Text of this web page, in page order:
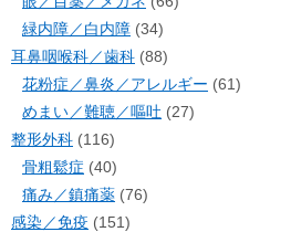
緑内障／白内障 (34)
耳鼻咽喉科／歯科 (88)
花粉症／鼻炎／アレルギー (61)
めまい／難聴／嘔吐 (27)
整形外科 (116)
骨粗鬆症 (40)
痛み／鎮痛薬 (76)
感染／免疫 (151)